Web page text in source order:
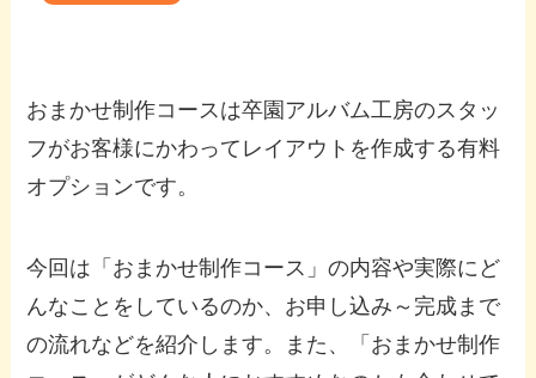
おまかせ制作コースは卒園アルバム工房のスタッ
フがお客様にかわってレイアウトを作成する有料
オプションです。
今回は「おまかせ制作コース」の内容や実際にど
んなことをしているのか、お申し込み～完成まで
の流れなどを紹介します。また、「おまかせ制作